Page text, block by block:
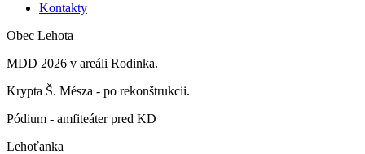
Kontakty
Obec Lehota
MDD 2026 v areáli Rodinka.
Krypta Š. Mésza - po rekonštrukcii.
Pódium - amfiteáter pred KD
Lehoťanka